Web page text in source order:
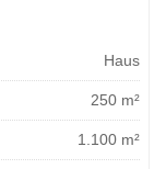
Haus
250 m²
1.100 m²